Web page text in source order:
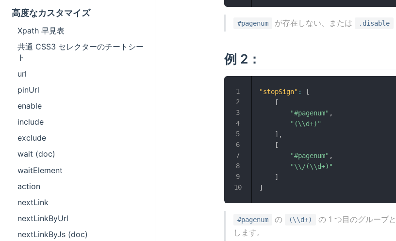
高度なカスタマイズ
Xpath 早見表
共通 CSS3 セレクターのチートシー
ト
url
pinUrl
enable
include
exclude
wait (doc)
waitElement
action
nextLink
nextLinkByUrl
nextLinkByJs (doc)
#pagenum が存在しない、または .disable
例 2：
"stopSign" :
[
[
"#pagenum" ,
"(\\d+)"
] ,
[
"#pagenum" ,
"\\/(\\d+)"
]
]
#pagenum の (\\d+) の 1 つ目のグループと
します。